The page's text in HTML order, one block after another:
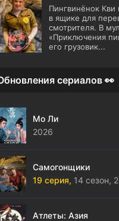
Пингвинёнок Кви
в ящике для
смотрителя. В
«Приключения
его грузовик...
сериалов 👀
Мо Ли
2026
Самогонщики
19 серия, 14 сезон,
Атлеты: Азия